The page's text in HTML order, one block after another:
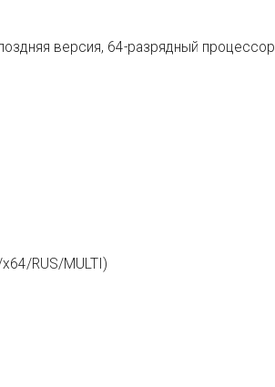
версия, 64-разрядный процессор
RUS/MULTI)